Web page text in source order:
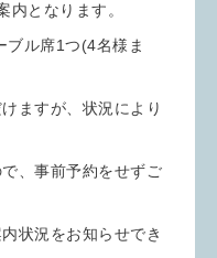
内となります。
ブル席1つ(4名様ま
ますが、状況により
、事前予約をせずご
状況をお知らせでき